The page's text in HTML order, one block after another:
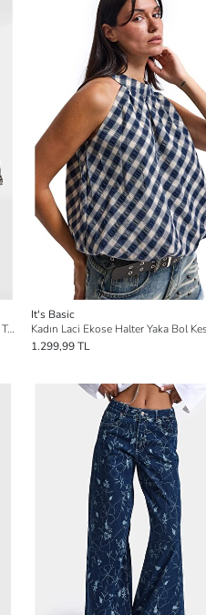
Kadın Koyu Füme Mini Kemer Dahil Özel Tasarım Denim Şort
It's Basic
1.299,99 TL